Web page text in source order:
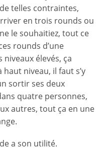
telles contraintes,
en trois rounds ou
le souhaitiez, tout ce
rounds d’une
élevés, ça
niveau, il faut s’y
sortir ses deux
quatre personnes,
autres, tout ça en une
a son utilité.